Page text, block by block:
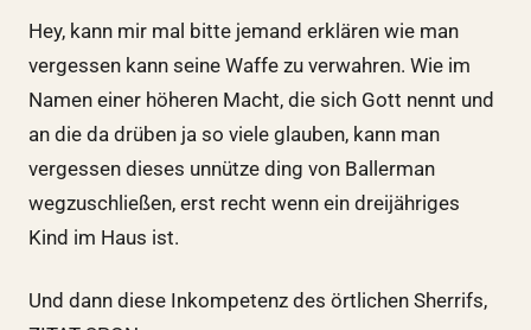
Hey, kann mir mal bitte jemand erklären wie man
vergessen kann seine Waffe zu verwahren. Wie im
Namen einer höheren Macht, die sich Gott nennt und
an die da drüben ja so viele glauben, kann man
vergessen dieses unnütze ding von Ballerman
wegzuschließen, erst recht wenn ein dreijähriges
Kind im Haus ist.
Und dann diese Inkompetenz des örtlichen Sherrifs,